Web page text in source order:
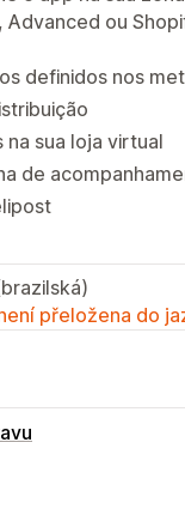
ou
definidos nos
sua loja virtual
de
přeložena do